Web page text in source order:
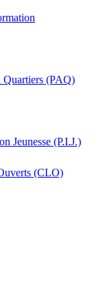
Quartiers (PAQ)
Jeunesse (P.I.J.)
(CLO)